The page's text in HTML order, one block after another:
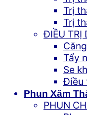
Trị
Trị
ĐIỀU TRỊ
Tẩy
Se
Điều
Phun Xăm
PHUN